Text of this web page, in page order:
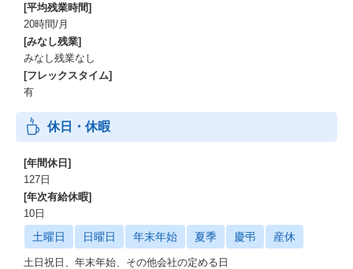
[平均残業時間]
20時間/月
[みなし残業]
みなし残業なし
[フレックスタイム]
有
休日・休暇
[年間休日]
127日
[年次有給休暇]
10日
土曜日 日曜日 年末年始 夏季 慶弔 産休
土日祝日、年末年始、その他会社の定める日